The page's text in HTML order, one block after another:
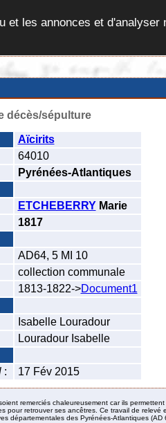
et les annonces et d'analyser
décès/sépulture
Aïcirits
64010
Pyrénées-Atlantiques
ETCHEBERRY Marie
1817
AD64, 5 MI 10
collection communale
1813-1822->Document1
Isabelle Louradour
Louradour Isabelle
: 17 Fév 2015
remerciés chaleureusement car ils permettent
pour retrouver ses ancêtres. Ce travail de relevé
départementales des Pyrénées-Atlantiques (AD